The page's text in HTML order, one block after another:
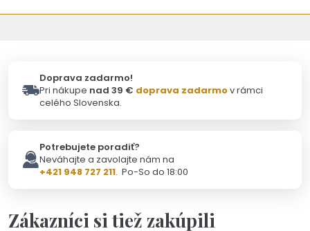
Doprava zadarmo!
Pri nákupe nad 39 € doprava zadarmov rámci
celého Slovenska.
Potrebujete poradiť?
Neváhajte a zavolajte nám na
+421 948 727 211. Po-So do 18:00
Zákazníci si tiež zakúpili